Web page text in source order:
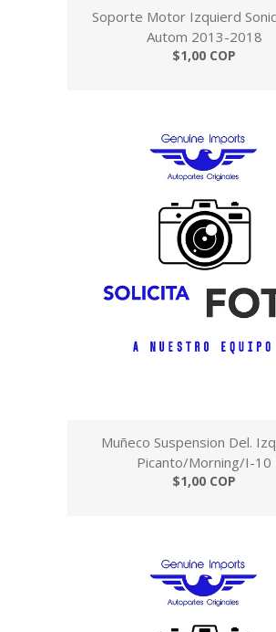
Soporte Motor Izquierd
Autom 2013-2018
$1,00 COP
Muñeco Suspension Del.
Picanto/Morning/I-10
$1,00 COP